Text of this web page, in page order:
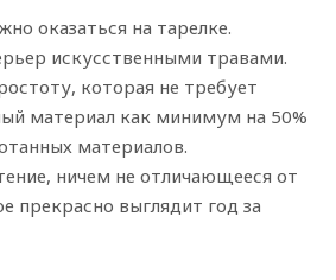
оказаться на тарелке.
искусственными травами.
которая не требует
материал как минимум на 50%
материалов.
ничем не отличающееся от
прекрасно выглядит год за